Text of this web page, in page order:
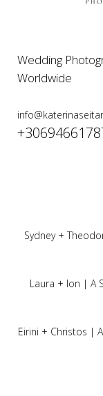
Wedding
Worldwide
Sydney +
Laura + Ion | A
Eirini + Christos |